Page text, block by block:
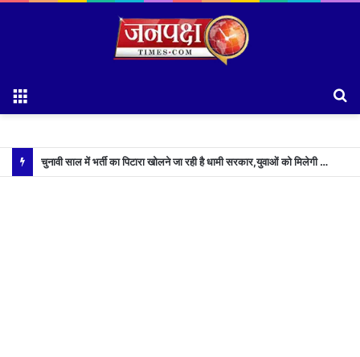
चुनावी साल में भर्ती का पिटारा खोलने जा रही है धामी सरकार,युवाओं को मिलेगी 34 हजार रिकॉर्ड भर्तियों की सौगात